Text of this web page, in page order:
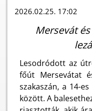
2026.02.25. 17:02
Mersevát
Lesodródott az
főút Mersevátat
szakaszán, a 14-
között. A